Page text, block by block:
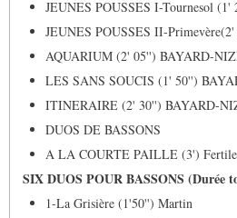
JEUNES POUSSES I-Tournesol
JEUNES POUSSES II-
AQUARIUM (2' 05'') BAYARD-
LES SANS SOUCIS (1' 50'')
ITINERAIRE (2' 30'') BAYARD-
DUOS DE BASSONS
A LA COURTE PAILLE (3')
SIX DUOS POUR BASSONS (Durée
1-La Grisière (1'50'') Martin